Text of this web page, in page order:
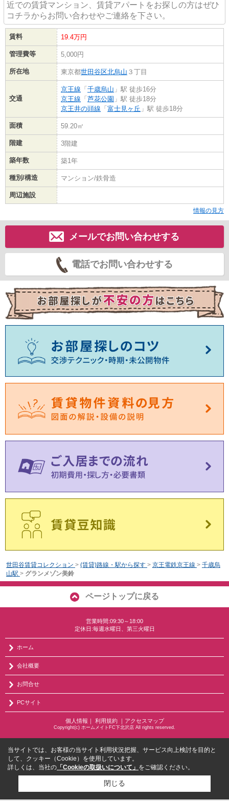
近での賃貸マンション、賃貸アパートをお探しの方はぜひ
コチラからお問い合わせやご連絡を下さい。
賃料 19.4万円
管理費等 5,000円
所在地 東京都世田谷区北烏山 ３丁目
交通
京王線 「 千歳烏山 」駅 徒歩16分
京王線 「 芦花公園 」駅 徒歩18分
京王井の頭線 「 富士見ヶ丘 」駅 徒歩18分
面積 59.20㎡
階建 3階建
築年数 築1年
種別/構造 マンション/鉄骨造
周辺施設
情報の見方
メールでお問い合わせする
電話でお問い合わせする
世田谷賃貸コレクション > (賃貸)路線・駅から探す > 京王電鉄京王線 > 千歳烏
山駅 > グランメゾン美鈴
ページトップに戻る
営業時間:09:30～18:00
定休日:毎週水曜日、第三火曜日
ホーム
会社概要
お問合せ
PCサイト
個人情報 ｜ 利用規約｜ アクセスマップ
Copyright(c) ホームメイトFC下北沢店 All rights reserved.
当サイトでは、お客様の当サイト利用状況把握、サービス向上検討を目的と
して、クッキー（Cookie）を使用しています。
詳しくは、当社の 「Cookieの取扱いについて」 をご確認ください。
閉じる